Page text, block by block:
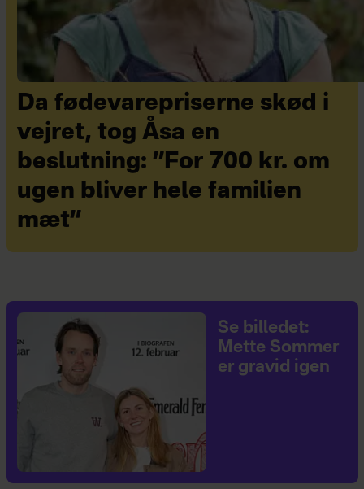
Da fødevarepriserne skød i
vejret, tog Åsa en
beslutning: ”For 700 kr. om
ugen bliver hele familien
mæt”
Se billedet:
Mette Sommer
er gravid igen